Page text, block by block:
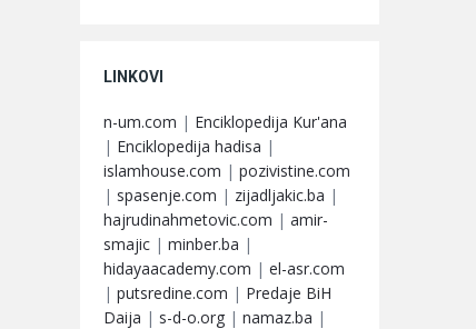
LINKOVI
n-um.com | Enciklopedija Kur'ana
| Enciklopedija hadisa |
islamhouse.com | pozivistine.com
| spasenje.com | zijadljakic.ba |
hajrudinahmetovic.com | amir-
smajic | minber.ba |
hidayaacademy.com | el-asr.com
| putsredine.com | Predaje BiH
Daija | s-d-o.org | namaz.ba |